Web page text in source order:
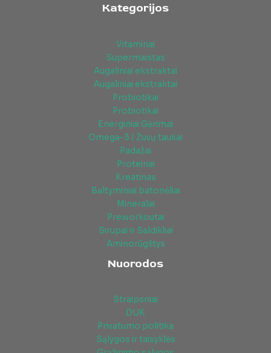
Kategorijos
Vitaminai
Supermaistas
Augaliniai ekstraktai
Augaliniai ekstraktai
Probiotikai
Probiotikai
Energiniai Gėrimai
Omega-3 / Žuvų taukai
Padažai
Proteinai
Kreatinas
Baltyminiai batonėliai
Mineralai
Preworkoutai
Sirupai ir Saldikliai
Aminorūgštys
Nuorodos
Straipsniai
DUK
Privatumo politika
Sąlygos ir taisyklės